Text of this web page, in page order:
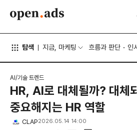
탐색 지금, 마케팅 흐름과 판단 인
AI/기술 트렌드
HR, AI로 대체될까? 대체
중요해지는 HR 역할
CLAP2026.05.14 14:00